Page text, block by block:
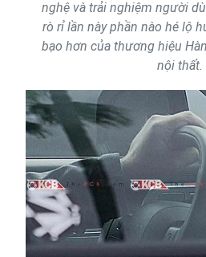
nghệ và trải nghiệm người
rò rỉ lần này phần nào hé lộ
bạo hơn của thương hiệu
nội thất.